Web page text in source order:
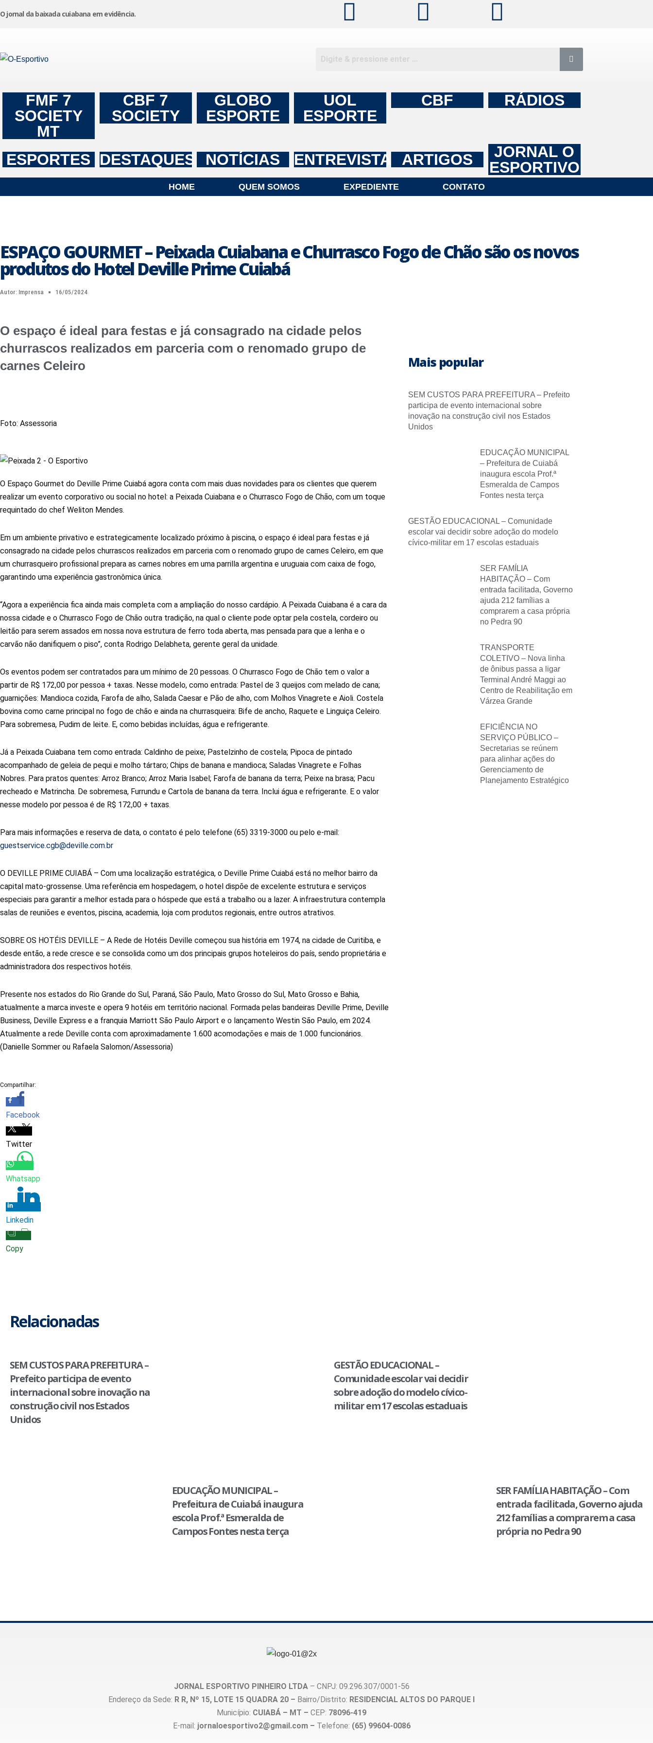
o
O jornal da baixada cuiabana em evidência.
FMF 7
SOCIETY
MT
CBF 7
SOCIETY
GLOBO
ESPORTE
UOL
ESPORTE
CBF RÁDIOS
ESPORTES DESTAQUES NOTÍCIAS ENTREVISTAS ARTIGOS
JORNAL O
ESPORTIVO
HOME QUEM SOMOS EXPEDIENTE CONTATO
ESPAÇO GOURMET – Peixada Cuiabana e Churrasco Fogo de Chão são os novos
produtos do Hotel Deville Prime Cuiabá
Autor: Imprensa 16/05/2024
O espaço é ideal para festas e já consagrado na cidade pelos
churrascos realizados em parceria com o renomado grupo de
carnes Celeiro
Foto: Assessoria
O Espaço Gourmet do Deville Prime Cuiabá agora conta com mais duas novidades para os clientes que querem
realizar um evento corporativo ou social no hotel: a Peixada Cuiabana e o Churrasco Fogo de Chão, com um toque
requintado do chef Weliton Mendes.
Em um ambiente privativo e estrategicamente localizado próximo à piscina, o espaço é ideal para festas e já
consagrado na cidade pelos churrascos realizados em parceria com o renomado grupo de carnes Celeiro, em que
um churrasqueiro profissional prepara as carnes nobres em uma parrilla argentina e uruguaia com caixa de fogo,
garantindo uma experiência gastronômica única.
“Agora a experiência fica ainda mais completa com a ampliação do nosso cardápio. A Peixada Cuiabana é a cara da
nossa cidade e o Churrasco Fogo de Chão outra tradição, na qual o cliente pode optar pela costela, cordeiro ou
leitão para serem assados em nossa nova estrutura de ferro toda aberta, mas pensada para que a lenha e o
carvão não danifiquem o piso”, conta Rodrigo Delabheta, gerente geral da unidade.
Os eventos podem ser contratados para um mínimo de 20 pessoas. O Churrasco Fogo de Chão tem o valor a
partir de R$ 172,00 por pessoa + taxas. Nesse modelo, como entrada: Pastel de 3 queijos com melado de cana;
guarnições: Mandioca cozida, Farofa de alho, Salada Caesar e Pão de alho, com Molhos Vinagrete e Aioli. Costela
bovina como carne principal no fogo de chão e ainda na churrasqueira: Bife de ancho, Raquete e Linguiça Celeiro.
Para sobremesa, Pudim de leite. E, como bebidas incluídas, água e refrigerante.
Já a Peixada Cuiabana tem como entrada: Caldinho de peixe; Pastelzinho de costela; Pipoca de pintado
acompanhado de geleia de pequi e molho tártaro; Chips de banana e mandioca; Saladas Vinagrete e Folhas
Nobres. Para pratos quentes: Arroz Branco; Arroz Maria Isabel; Farofa de banana da terra; Peixe na brasa; Pacu
recheado e Matrincha. De sobremesa, Furrundu e Cartola de banana da terra. Inclui água e refrigerante. E o valor
nesse modelo por pessoa é de R$ 172,00 + taxas.
Para mais informações e reserva de data, o contato é pelo telefone (65) 3319-3000 ou pelo e-mail:
guestservice.cgb@deville.com.br
O DEVILLE PRIME CUIABÁ – Com uma localização estratégica, o Deville Prime Cuiabá está no melhor bairro da
capital mato-grossense. Uma referência em hospedagem, o hotel dispõe de excelente estrutura e serviços
especiais para garantir a melhor estada para o hóspede que está a trabalho ou a lazer. A infraestrutura contempla
salas de reuniões e eventos, piscina, academia, loja com produtos regionais, entre outros atrativos.
SOBRE OS HOTÉIS DEVILLE – A Rede de Hotéis Deville começou sua história em 1974, na cidade de Curitiba, e
desde então, a rede cresce e se consolida como um dos principais grupos hoteleiros do país, sendo proprietária e
administradora dos respectivos hotéis.
Presente nos estados do Rio Grande do Sul, Paraná, São Paulo, Mato Grosso do Sul, Mato Grosso e Bahia,
atualmente a marca investe e opera 9 hotéis em território nacional. Formada pelas bandeiras Deville Prime, Deville
Business, Deville Express e a franquia Marriott São Paulo Airport e o lançamento Westin São Paulo, em 2024.
Atualmente a rede Deville conta com aproximadamente 1.600 acomodações e mais de 1.000 funcionários.
(Danielle Sommer ou Rafaela Salomon/Assessoria)
Compartilhar:
Facebook
Twitter
Whatsapp
Linkedin
Copy
Mais popular
SEM CUSTOS PARA PREFEITURA – Prefeito
participa de evento internacional sobre
inovação na construção civil nos Estados
Unidos
EDUCAÇÃO MUNICIPAL
– Prefeitura de Cuiabá
inaugura escola Prof.ª
Esmeralda de Campos
Fontes nesta terça
GESTÃO EDUCACIONAL – Comunidade
escolar vai decidir sobre adoção do modelo
cívico-militar em 17 escolas estaduais
SER FAMÍLIA
HABITAÇÃO – Com
entrada facilitada, Governo
ajuda 212 famílias a
comprarem a casa própria
no Pedra 90
TRANSPORTE
COLETIVO – Nova linha
de ônibus passa a ligar
Terminal André Maggi ao
Centro de Reabilitação em
Várzea Grande
EFICIÊNCIA NO
SERVIÇO PÚBLICO –
Secretarias se reúnem
para alinhar ações do
Gerenciamento de
Planejamento Estratégico
Relacionadas
SEM CUSTOS PARA PREFEITURA –
Prefeito participa de evento
internacional sobre inovação na
construção civil nos Estados
Unidos
EDUCAÇÃO MUNICIPAL –
Prefeitura de Cuiabá inaugura
escola Prof.ª Esmeralda de
Campos Fontes nesta terça
GESTÃO EDUCACIONAL –
Comunidade escolar vai decidir
sobre adoção do modelo cívico-
militar em 17 escolas estaduais
SER FAMÍLIA HABITAÇÃO – Com
entrada facilitada, Governo ajuda
212 famílias a comprarem a casa
própria no Pedra 90
JORNAL ESPORTIVO PINHEIRO LTDA– CNPJ: 09.296.307/0001-56
Endereço da Sede: R R, Nº 15, LOTE 15 QUADRA 20 – Bairro/Distrito: RESIDENCIAL ALTOS DO PARQUE I
Município: CUIABÁ – MT – CEP: 78096-419
E-mail: jornaloesportivo2@gmail.com – Telefone: (65) 99604-0086